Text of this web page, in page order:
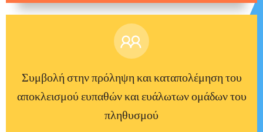
Συμβολή στην πρόληψη και καταπολέμηση του
αποκλεισμού ευπαθών και ευάλωτων ομάδων του
πληθυσμού